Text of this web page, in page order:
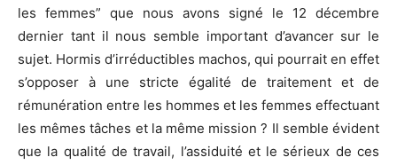
les femmes” que nous avons signé le 12 décembre
dernier tant il nous semble important d’avancer sur le
sujet. Hormis d’irréductibles machos, qui pourrait en effet
s’opposer à une stricte égalité de traitement et de
rémunération entre les hommes et les femmes effectuant
les mêmes tâches et la même mission ? Il semble évident
que la qualité de travail, l’assiduité et le sérieux de ces